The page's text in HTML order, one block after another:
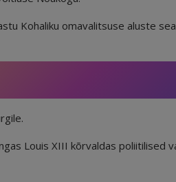
Kohaliku omavalitsuse aluste
Louis XIII kõrvaldas poliitilised